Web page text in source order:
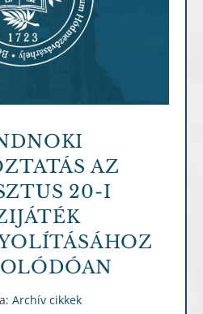
cikkek
AZ
20-I
Archív cikkek